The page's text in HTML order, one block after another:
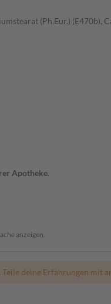
(Ph.Eur.)
Apotheke.
anzeigen.
deine Erfahrungen mit